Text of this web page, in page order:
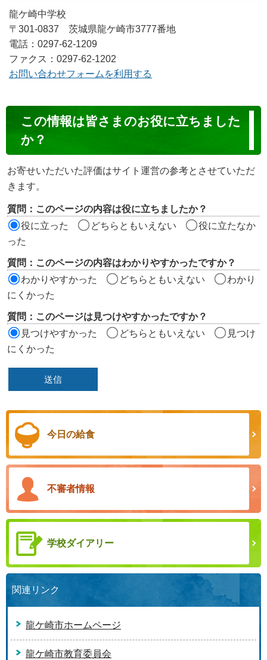
龍ケ崎中学校
〒301-0837 茨城県龍ケ崎市3777番地
電話：0297-62-1209
ファクス：0297-62-1202
お問い合わせフォームを利用する
ン
ン
ツ
価
ア
この情報は皆さまのお役に立ちました
か？
お寄せいただいた評価はサイト運営の参考とさせていただ
きます。
質問：このページの内容は役に立ちましたか？
役に立った
どちらともいえない
役に立たなか
った
質問：このページの内容はわかりやすかったですか？
わかりやすかった
どちらともいえない
わかり
にくかった
質問：このページは見つけやすかったですか？
見つけやすかった
どちらともいえない
見つけ
にくかった
今日の給食
不審者情報
学校ダイアリー
関連リンク
龍ケ崎市ホームページ
龍ケ崎市教育委員会